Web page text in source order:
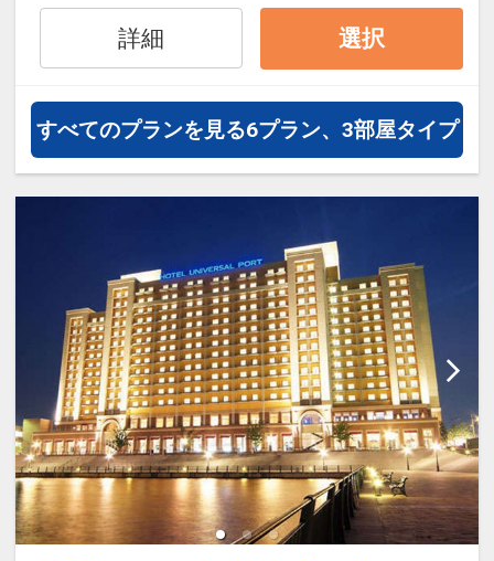
ラン
詳細 選択
すべてのプランを見る6プラン、3部屋タイプ